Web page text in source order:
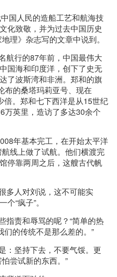
国人民的造船工艺和航海技
化致敬，并为过去中国历史
理》杂志写的文章中说到。
航行的87年前，中国最伟大
国海和印度洋，创下了史无
了波斯湾和非洲。郑和的旗
布的桑塔玛莉亚号、现在
倍。郑和七下西洋是从15世纪
万英里，造访了多达30余个
年基本完工，在开始太平洋
线上做了试航。他们横渡完
停靠两周之后，这艘古代帆
多人对刘说，这不可能实
“疯子”。
指责和辱骂的呢？“简单的热
们的传统不是那么差的。”
：坚持下去，不要气馁。更
尝试新的东西。”